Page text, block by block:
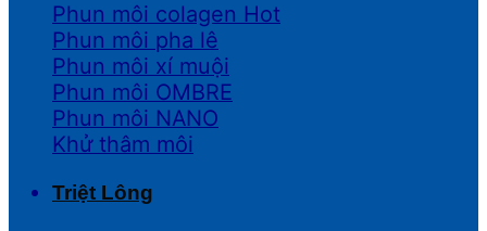
Phun môi colagen
Phun môi pha lê
Phun môi xí muội
Phun môi OMBRE
Phun môi NANO
Khử thâm môi
Triệt Lông